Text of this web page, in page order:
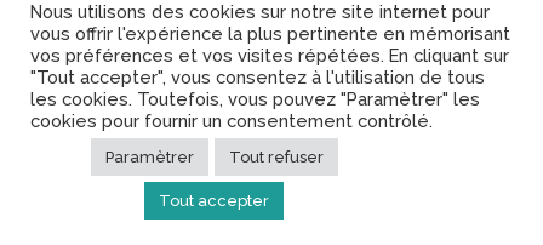
Copyright © Asdoria. Tous droits réservés |
Mentions légales|Plan du site
confidentialité
Nous utilisons des cookies sur notre site internet pour
vous offrir l'expérience la plus pertinente en mémorisant
vos préférences et vos visites répétées. En cliquant sur
"Tout accepter", vous consentez à l'utilisation de tous
les cookies. Toutefois, vous pouvez "Paramètrer" les
cookies pour fournir un consentement contrôlé.
Paramètrer Tout refuser
Tout accepter